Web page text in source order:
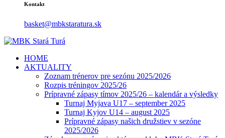
Kontakt
basket@mbkstaratura.sk
HOME
AKTUALITY
Zoznam trénerov pre sezónu 2025/2026
Rozpis tréningov 2025/26
Prípravné zápasy tímov 2025/26 – kalendár a výsledky
Turnaj Myjava U17 – september 2025
Turnaj Kyjov U14 – august 2025
Prípravné zápasy našich družstiev v sezóne
2025/2026